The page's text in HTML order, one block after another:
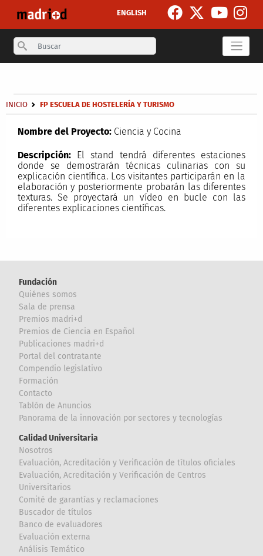
ENGLISH
Search
Sobrescribir enlaces de ayuda a la navegación
INICIO FP ESCUELA DE HOSTELERÍA Y TURISMO
Nombre del Proyecto:Ciencia y Cocina
Descripción:El stand tendrá diferentes estaciones
donde se demostrarán técnicas culinarias con su
explicación científica. Los visitantes participarán en la
elaboración y posteriormente probarán las diferentes
texturas. Se proyectará un vídeo en bucle con las
diferentes explicaciones científicas.
Fundación
Quiénes somos
Sala de prensa
Premios madri+d
Premios de Ciencia en Español
Publicaciones madri+d
Portal del contratante
Compendio legislativo
Formación
Contacto
Tablón de Anuncios
Panorama de la innovación por sectores y tecnologías
Calidad Universitaria
Nosotros
Evaluación, Acreditación y Verificación de títulos oficiales
Evaluación, Acreditación y Verificación de Centros
Universitarios
Comité de garantías y reclamaciones
Buscador de títulos
Banco de evaluadores
Evaluación externa
Análisis Temático